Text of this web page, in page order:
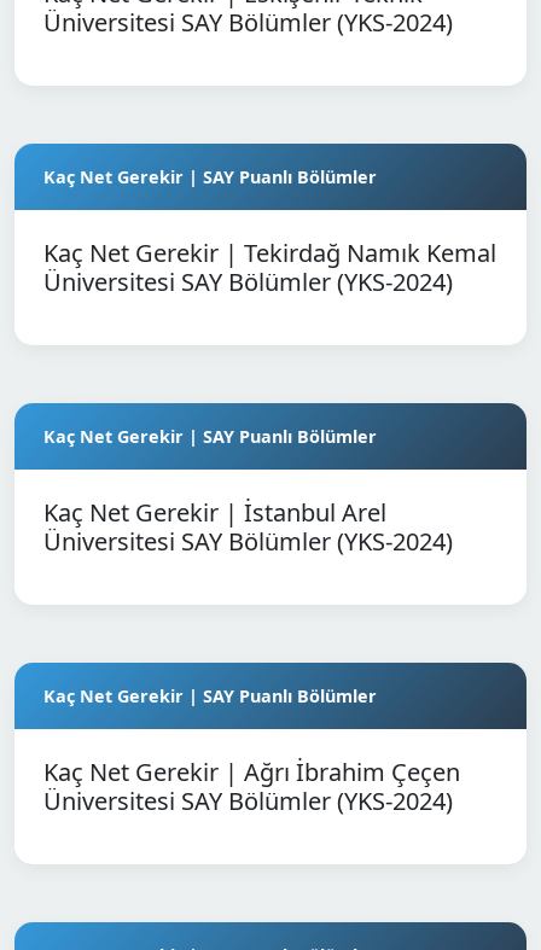
Üniversitesi SAY Bölümler (YKS-2024)
Kaç Net Gerekir | SAY Puanlı Bölümler
Kaç Net Gerekir | Tekirdağ Namık Kemal
Üniversitesi SAY Bölümler (YKS-2024)
Kaç Net Gerekir | SAY Puanlı Bölümler
Kaç Net Gerekir | İstanbul Arel
Üniversitesi SAY Bölümler (YKS-2024)
Kaç Net Gerekir | SAY Puanlı Bölümler
Kaç Net Gerekir | Ağrı İbrahim Çeçen
Üniversitesi SAY Bölümler (YKS-2024)